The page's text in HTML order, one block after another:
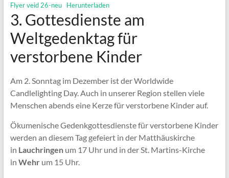
Flyer veid 26-neu Herunterladen
3. Gottesdienste am
Weltgedenktag für
verstorbene Kinder
Am 2. Sonntag im Dezember ist der Worldwide
Candlelighting Day. Auch in unserer Region stellen viele
Menschen abends eine Kerze für verstorbene Kinder auf.
Ökumenische Gedenkgottesdienste für verstorbene Kinder
werden an diesem Tag gefeiert in der Matthäuskirche
in Lauchringenum 17 Uhr und in der St. Martins-Kirche
in Wehr um 15 Uhr.